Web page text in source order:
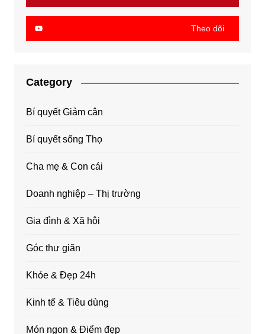
Theo dõi
Category
Bí quyết Giảm cân
Bí quyết sống Thọ
Cha mẹ & Con cái
Doanh nghiệp – Thị trường
Gia đình & Xã hội
Góc thư giãn
Khỏe & Đẹp 24h
Kinh tế & Tiêu dùng
Món ngon & Điểm đẹp